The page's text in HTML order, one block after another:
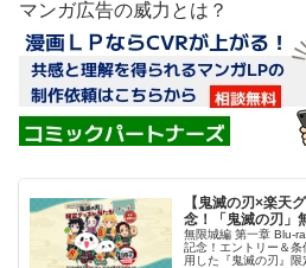
マンガ広告の威力とは？
【鬼滅の刃×楽天
念！「鬼滅の刃」
無限城編 第一章 Blu-
記念！エントリー＆
用した『鬼滅の刃』限